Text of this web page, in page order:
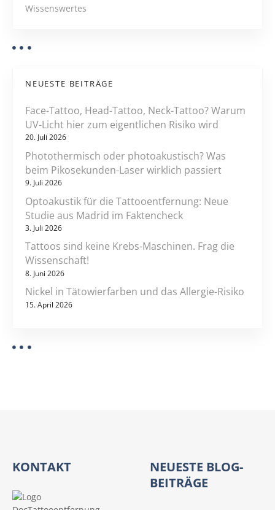
i
f
T
ä
w
i
r
u
g
e
a
Wissenswertes
NEUESTE BEITRÄGE
Face-Tattoo, Head-Tattoo, Neck-Tattoo? Warum
UV-Licht hier zum eigentlichen Risiko wird
20. Juli 2026
Photothermisch oder photoakustisch? Was
beim Pikosekunden-Laser wirklich passiert
9. Juli 2026
Optoakustik für die Tattooentfernung: Neue
Studie aus Madrid im Faktencheck
3. Juli 2026
Tattoos sind keine Krebs-Maschinen. Frag die
Wissenschaft!
8. Juni 2026
Nickel in Tätowierfarben und das Allergie-Risiko
15. April 2026
KONTAKT
NEUESTE BLOG-
BEITRÄGE